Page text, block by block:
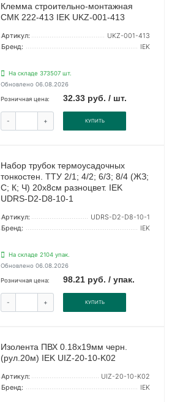
Клемма строительно-монтажная
СМК 222-413 IEK UKZ-001-413
Артикул:
UKZ-001-413
Бренд:
IEK
На складе 373507 шт.
Обновлено 06.08.2026
Розничная цена: 32.33 руб. / шт.
- + КУПИТЬ
Набор трубок термоусадочных
тонкостен. ТТУ 2/1; 4/2; 6/3; 8/4 (ЖЗ;
С; К; Ч) 20х8см разноцвет. IEK
UDRS-D2-D8-10-1
Артикул:
UDRS-D2-D8-10-1
Бренд:
IEK
На складе 2104 упак.
Обновлено 06.08.2026
Розничная цена: 98.21 руб. / упак.
- + КУПИТЬ
Изолента ПВХ 0.18х19мм черн.
(рул.20м) IEK UIZ-20-10-K02
Артикул:
UIZ-20-10-K02
Бренд:
IEK